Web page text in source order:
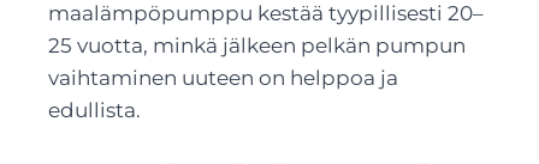
maalämpöpumppu kestää tyypillisesti 20–
25 vuotta, minkä jälkeen pelkän pumpun
vaihtaminen uuteen on helppoa ja
edullista.